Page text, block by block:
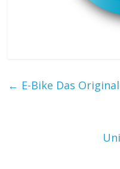
← E-Bike Das Original